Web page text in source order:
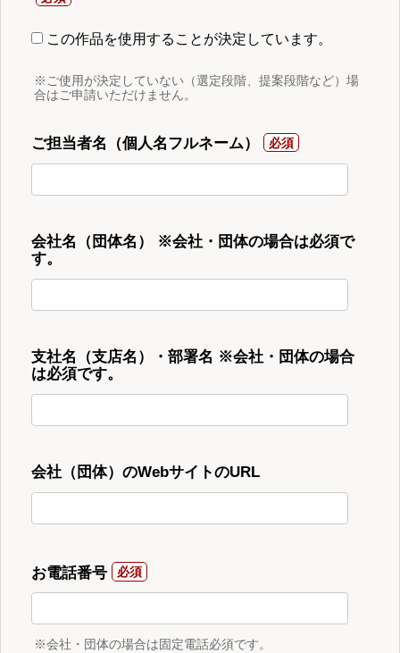
この作品を使用することが決定しています。
※ご使用が決定していない（選定段階、提案段階など）場
合はご申請いただけません。
ご担当者名（個人名フルネーム）
会社名（団体名） ※会社・団体の場合は必須で
す。
支社名（支店名）・部署名 ※会社・団体の場合
は必須です。
会社（団体）のWebサイトのURL
お電話番号
※会社・団体の場合は固定電話必須です。